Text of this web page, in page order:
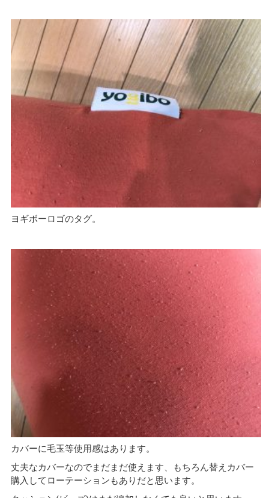
ヨギボーロゴのタグ。
カバーに毛玉等使用感はあります。
丈夫なカバーなのでまだまだ使えます、もちろん替えカバー
購入してローテーションもありだと思います。